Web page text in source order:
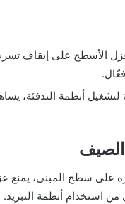
الأسطح على إيقاف تسرب
لتشغيل أنظمة التدفئة،
الصيف
على سطح المبنى،
استخدام أنظمة التبريد.